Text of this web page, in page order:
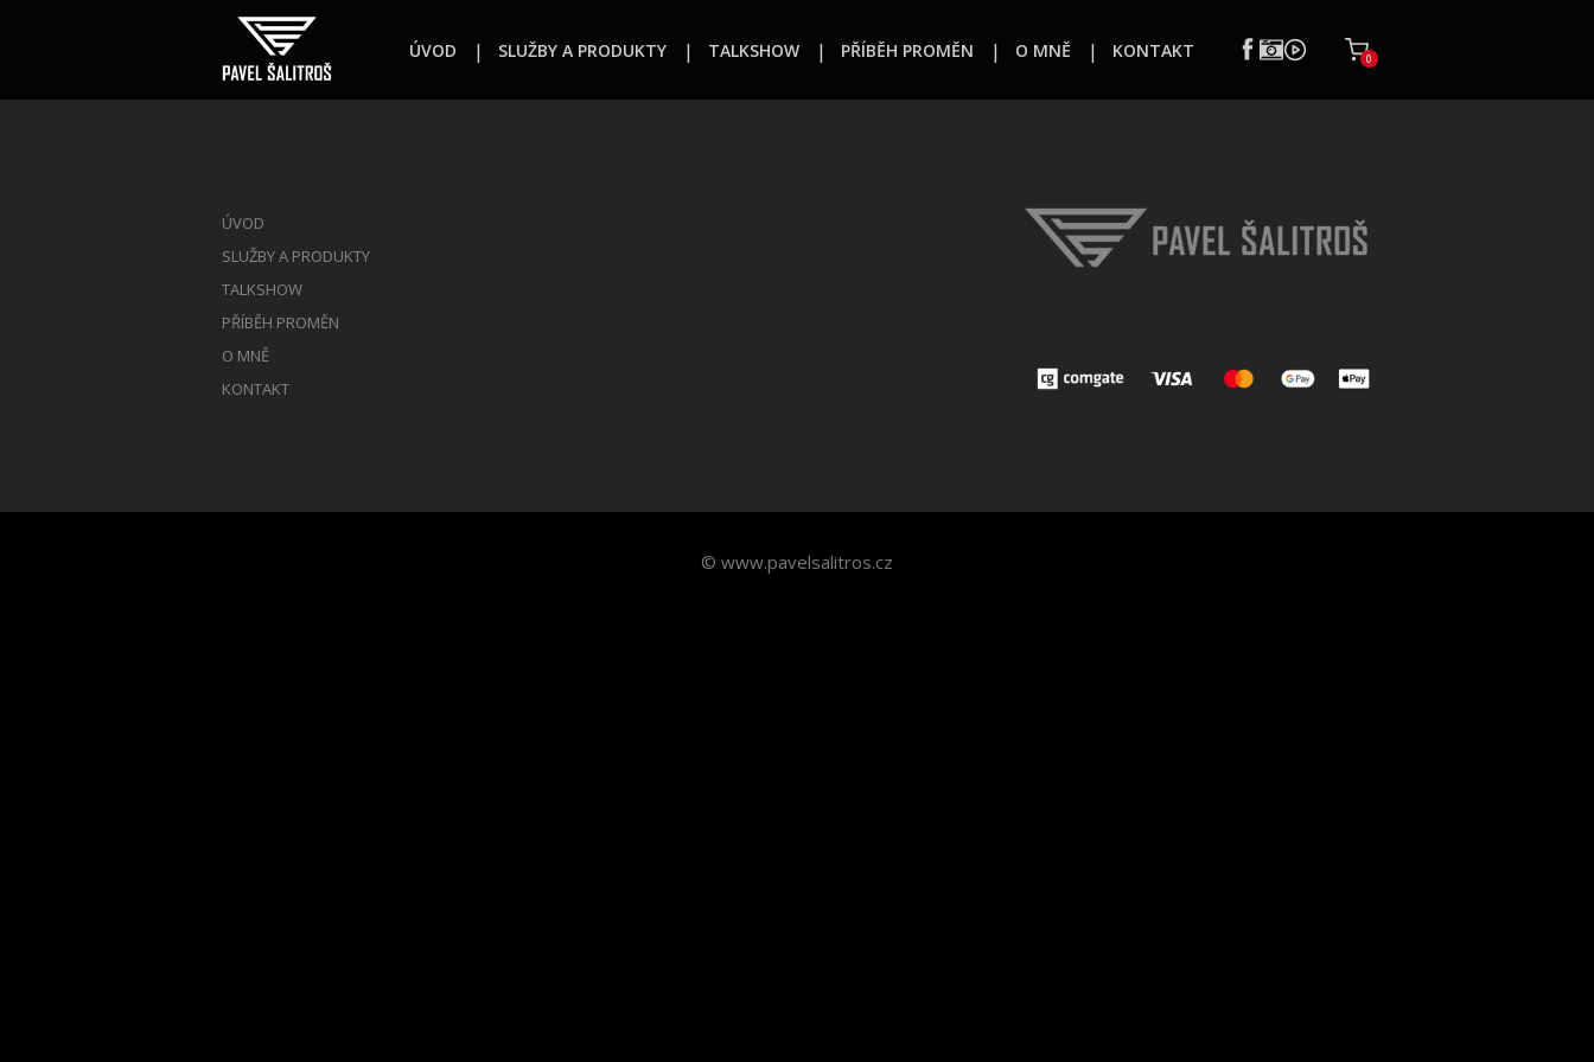
ÚVOD SLUŽBY A PRODUKTY TALKSHOW PŘÍBĚH PROMĚN O MNĚ KONTAKT 0
ÚVOD
SLUŽBY A PRODUKTY
TALKSHOW
PŘÍBĚH PROMĚN
O MNĚ
KONTAKT
© www.pavelsalitros.cz